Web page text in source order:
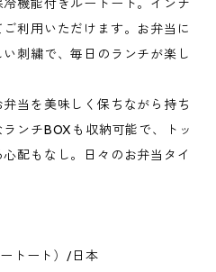
機能付きルートート。インナ
利用いただけます。お弁当に
刺繍で、毎日のランチが楽し
当を美味しく保ちながら持ち
ンチBOXも収納可能で、トッ
配もなし。日々のお弁当タイ
トート）/日本